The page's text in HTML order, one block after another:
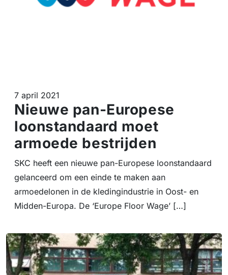
7 april 2021
Nieuwe pan-Europese
loonstandaard moet
armoede bestrijden
SKC heeft een nieuwe pan-Europese loonstandaard
gelanceerd om een einde te maken aan
armoedelonen in de kledingindustrie in Oost- en
Midden-Europa. De ‘Europe Floor Wage’ […]